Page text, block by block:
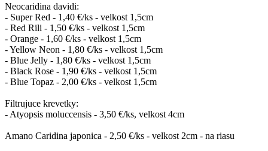
Neocaridina davidi:
- Super Red - 1,40 €/ks - velkost 1,5cm
- Red Rili - 1,50 €/ks - velkost 1,5cm
- Orange - 1,60 €/ks - velkost 1,5cm
- Yellow Neon - 1,80 €/ks - velkost 1,5cm
- Blue Jelly - 1,80 €/ks - velkost 1,5cm
- Black Rose - 1,90 €/ks - velkost 1,5cm
- Blue Topaz - 2,00 €/ks - velkost 1,5cm
Filtrujuce krevetky:
- Atyopsis moluccensis - 3,50 €/ks, velkost 4cm
Amano Caridina japonica - 2,50 €/ks - velkost 2cm - na riasu